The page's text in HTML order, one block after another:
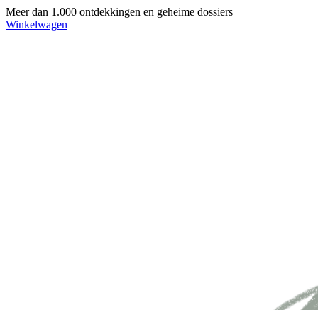
Meer dan 1.000 ontdekkingen en geheime dossiers
Winkelwagen